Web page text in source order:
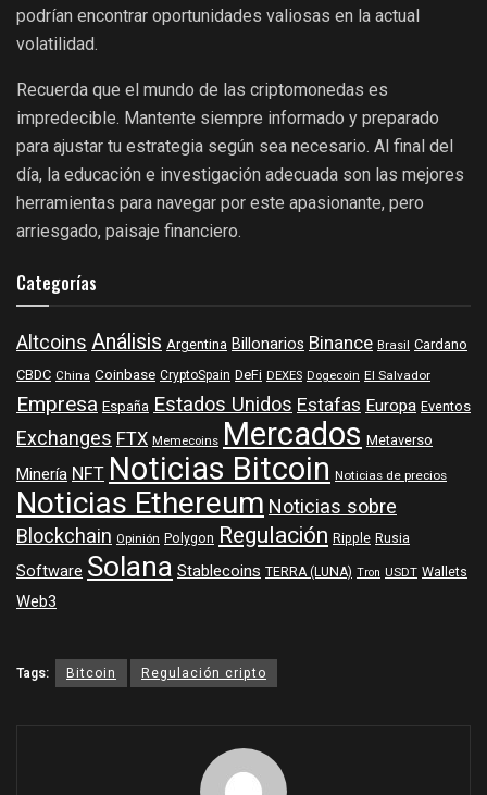
podrían encontrar oportunidades valiosas en la actual
volatilidad.
Recuerda que el mundo de las criptomonedas es
impredecible. Mantente siempre informado y preparado
para ajustar tu estrategia según sea necesario. Al final del
día, la educación e investigación adecuada son las mejores
herramientas para navegar por este apasionante, pero
arriesgado, paisaje financiero.
Categorías
AltcoinsAnálisis Argentina BillonariosBinance Brasil Cardano
CBDC China Coinbase CryptoSpain DeFi DEXES Dogecoin El Salvador
Empresa España Estados UnidosEstafasEuropa Eventos
ExchangesFTX Memecoins Mercados Metaverso
MineríaNFTNoticias Bitcoin Noticias de precios
Noticias EthereumNoticias sobre
Blockchain Opinión Polygon Regulación Ripple Rusia
SoftwareSolanaStablecoins TERRA (LUNA) Tron USDT Wallets
Web3
Tags: Bitcoin Regulación cripto